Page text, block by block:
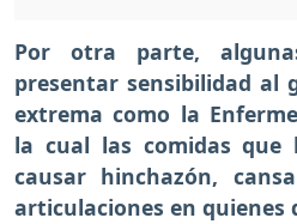
Por otra parte,
presentar sensibilidad al
extrema como la
la cual las comidas que
causar hinchazón,
articulaciones en quienes